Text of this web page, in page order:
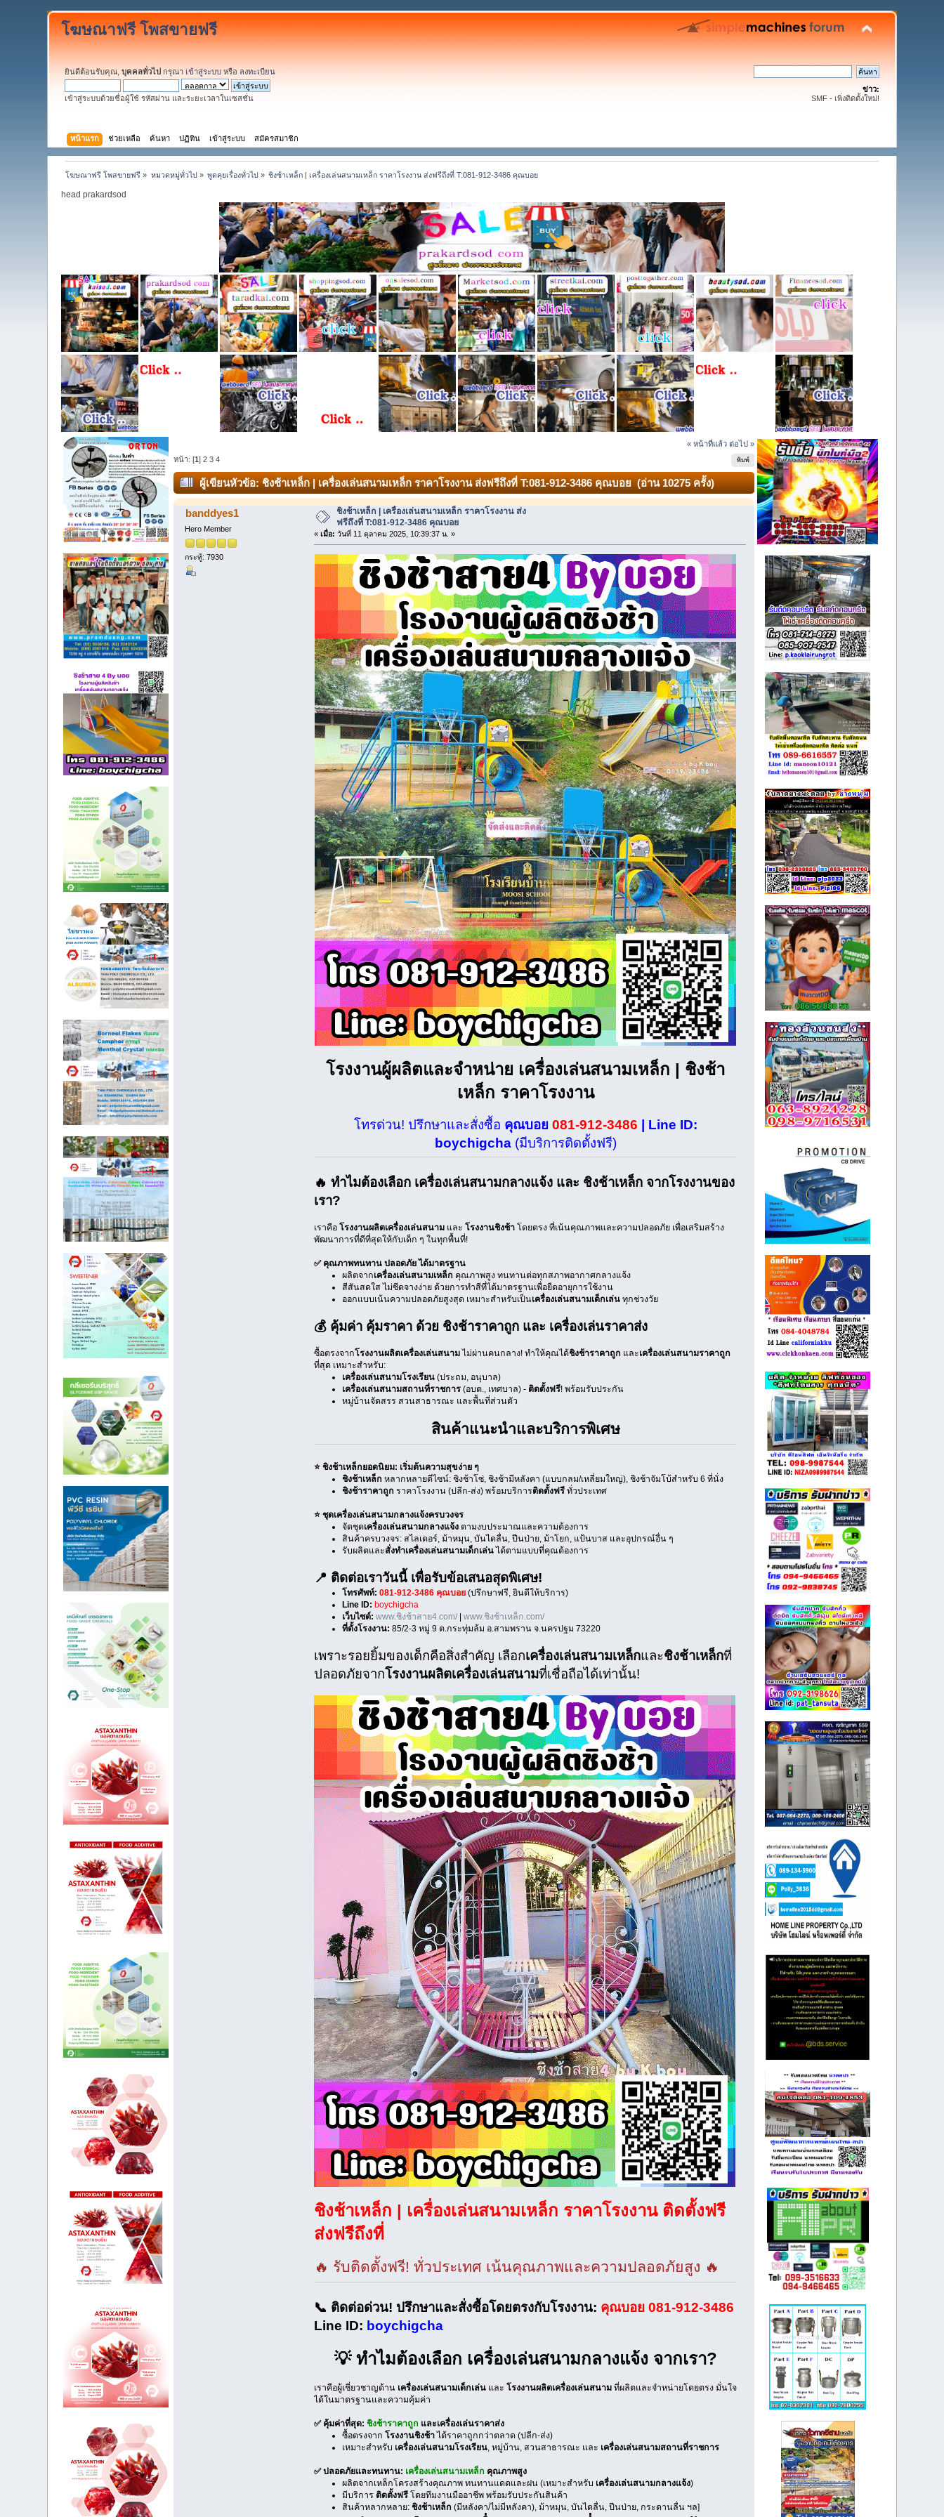
โฆษณาฟรี โพสขายฟรี
ยินดีต้อนรับคุณ,บุคคลทั่วไป กรุณา เข้าสู่ระบบ หรือ ลงทะเบียน
เข้าสู่ระบบด้วยชื่อผู้ใช้ รหัสผ่าน และระยะเวลาในเซสชั่น
ข่าว:
SMF - เพิ่งติดตั้งใหม่!
หน้าแรก ช่วยเหลือ ค้นหา ปฏิทิน เข้าสู่ระบบ สมัครสมาชิก
โฆษณาฟรี โพสขายฟรี » หมวดหมู่ทั่วไป» พูดคุยเรื่องทั่วไป » ชิงช้าเหล็ก | เครื่องเล่นสนามเหล็ก ราคาโรงงาน ส่งฟรีถึงที่ T:081-912-3486 คุณบอย
head prakardsod
« หน้าที่แล้ว ต่อไป »
พิมพ์
หน้า: [1]2 3 4
ผู้เขียนหัวข้อ: ชิงช้าเหล็ก | เครื่องเล่นสนามเหล็ก ราคาโรงงาน ส่งฟรีถึงที่ T:081-912-3486 คุณบอย (อ่าน 10275 ครั้ง)
banddyes1
Hero Member
กระทู้: 7930
ชิงช้าเหล็ก | เครื่องเล่นสนามเหล็ก ราคาโรงงาน ส่ง
ฟรีถึงที่ T:081-912-3486 คุณบอย
« เมื่อ: วันที่ 11 ตุลาคม 2025, 10:39:37 น. »
โรงงานผู้ผลิตและจำหน่าย เครื่องเล่นสนามเหล็ก | ชิงช้า
เหล็ก ราคาโรงงาน
โทรด่วน! ปรึกษาและสั่งซื้อ คุณบอย 081-912-3486 | Line ID:
boychigcha(มีบริการติดตั้งฟรี)
🔥 ทำไมต้องเลือก เครื่องเล่นสนามกลางแจ้ง และ ชิงช้าเหล็ก จากโรงงานของ
เรา?
เราคือ โรงงานผลิตเครื่องเล่นสนามและ โรงงานชิงช้าโดยตรง ที่เน้นคุณภาพและความปลอดภัย เพื่อเสริมสร้าง
พัฒนาการที่ดีที่สุดให้กับเด็ก ๆ ในทุกพื้นที่!
✅ คุณภาพทนทาน ปลอดภัย ได้มาตรฐาน
ผลิตจากเครื่องเล่นสนามเหล็ก คุณภาพสูง ทนทานต่อทุกสภาพอากาศกลางแจ้ง
สีสันสดใส ไม่ซีดจางง่าย ด้วยการทำสีที่ได้มาตรฐานเพื่อยืดอายุการใช้งาน
ออกแบบเน้นความปลอดภัยสูงสุด เหมาะสำหรับเป็นเครื่องเล่นสนามเด็กเล่นทุกช่วงวัย
💰 คุ้มค่า คุ้มราคา ด้วย ชิงช้าราคาถูก และ เครื่องเล่นราคาส่ง
ซื้อตรงจากโรงงานผลิตเครื่องเล่นสนามไม่ผ่านคนกลาง! ทำให้คุณได้ชิงช้าราคาถูก และเครื่องเล่นสนามราคาถูก
ที่สุด เหมาะสำหรับ:
เครื่องเล่นสนามโรงเรียน(ประถม, อนุบาล)
เครื่องเล่นสนามสถานที่ราชการ(อบต., เทศบาล) - ติดตั้งฟรี! พร้อมรับประกัน
หมู่บ้านจัดสรร สวนสาธารณะ และพื้นที่ส่วนตัว
สินค้าแนะนำและบริการพิเศษ
⭐ ชิงช้าเหล็กยอดนิยม: เริ่มต้นความสุขง่าย ๆ
ชิงช้าเหล็ก หลากหลายดีไซน์: ชิงช้าโซ่, ชิงช้ามีหลังคา (แบบกลม/เหลี่ยมใหญ่), ชิงช้าจัมโบ้สำหรับ 6 ที่นั่ง
ชิงช้าราคาถูก ราคาโรงงาน (ปลีก-ส่ง) พร้อมบริการติดตั้งฟรีทั่วประเทศ
⭐ ชุดเครื่องเล่นสนามกลางแจ้งครบวงจร
จัดชุดเครื่องเล่นสนามกลางแจ้งตามงบประมาณและความต้องการ
สินค้าครบวงจร: สไลเดอร์, ม้าหมุน, บันไดลื่น, ปีนป่าย, ม้าโยก, แป้นบาส และอุปกรณ์อื่น ๆ
รับผลิตและสั่งทำเครื่องเล่นสนามเด็กเล่นได้ตามแบบที่คุณต้องการ
📍 ติดต่อเราวันนี้ เพื่อรับข้อเสนอสุดพิเศษ!
โทรศัพท์: 081-912-3486 คุณบอย(ปรึกษาฟรี, ยินดีให้บริการ)
Line ID: boychigcha
เว็บไซต์: www.ชิงช้าสาย4.com/| www.ชิงช้าเหล็ก.com/
ที่ตั้งโรงงาน: 85/2-3 หมู่ 9 ต.กระทุ่มล้ม อ.สามพราน จ.นครปฐม 73220
เพราะรอยยิ้มของเด็กคือสิ่งสำคัญ เลือกเครื่องเล่นสนามเหล็กและชิงช้าเหล็กที่
ปลอดภัยจากโรงงานผลิตเครื่องเล่นสนามที่เชื่อถือได้เท่านั้น!
ชิงช้าเหล็ก | เครื่องเล่นสนามเหล็ก ราคาโรงงาน ติดตั้งฟรี
ส่งฟรีถึงที่
🔥 รับติดตั้งฟรี! ทั่วประเทศ เน้นคุณภาพและความปลอดภัยสูง 🔥
📞 ติดต่อด่วน! ปรึกษาและสั่งซื้อโดยตรงกับโรงงาน: คุณบอย 081-912-3486
Line ID: boychigcha
💡 ทำไมต้องเลือก เครื่องเล่นสนามกลางแจ้ง จากเรา?
เราคือผู้เชี่ยวชาญด้าน เครื่องเล่นสนามเด็กเล่นและ โรงงานผลิตเครื่องเล่นสนามที่ผลิตและจำหน่ายโดยตรง มั่นใจ
ได้ในมาตรฐานและความคุ้มค่า
✅ คุ้มค่าที่สุด: ชิงช้าราคาถูก และเครื่องเล่นราคาส่ง
ซื้อตรงจาก โรงงานชิงช้าได้ราคาถูกกว่าตลาด (ปลีก-ส่ง)
เหมาะสำหรับ เครื่องเล่นสนามโรงเรียน, หมู่บ้าน, สวนสาธารณะ และ เครื่องเล่นสนามสถานที่ราชการ
✅ ปลอดภัยและทนทาน: เครื่องเล่นสนามเหล็ก คุณภาพสูง
ผลิตจากเหล็กโครงสร้างคุณภาพ ทนทานแดดและฝน (เหมาะสำหรับ เครื่องเล่นสนามกลางแจ้ง)
มีบริการ ติดตั้งฟรีโดยทีมงานมืออาชีพ พร้อมรับประกันสินค้า
สินค้าหลากหลาย: ชิงช้าเหล็ก (มีหลังคา/ไม่มีหลังคา), ม้าหมุน, บันไดลื่น, ปีนป่าย, กระดานลื่น ฯล]